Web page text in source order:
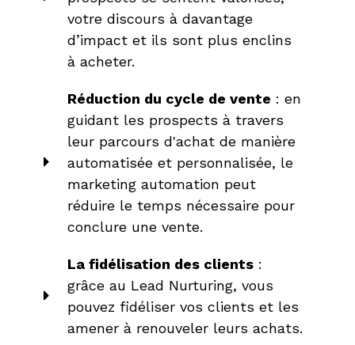
votre discours à davantage
d’impact et ils sont plus enclins
à acheter.
Réduction du cycle de vente : en
guidant les prospects à travers
leur parcours d'achat de manière
automatisée et personnalisée, le
marketing automation peut
réduire le temps nécessaire pour
conclure une vente.
La fidélisation des clients:
grâce au Lead Nurturing, vous
pouvez fidéliser vos clients et les
amener à renouveler leurs achats.